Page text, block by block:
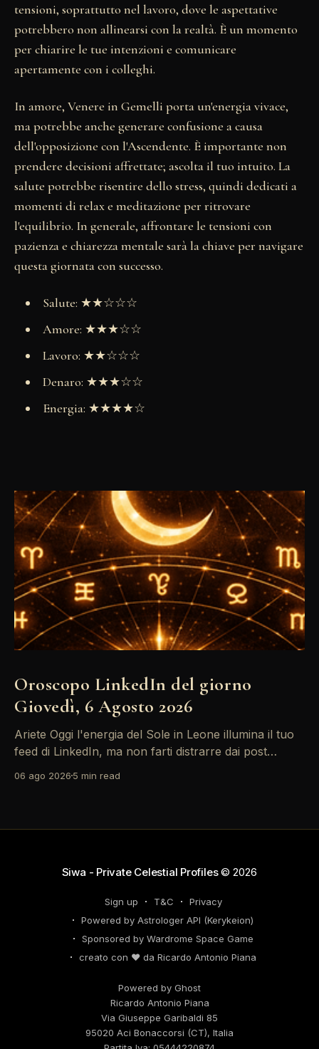
tensioni, soprattutto nel lavoro, dove le aspettative
potrebbero non allinearsi con la realtà. È un momento
per chiarire le tue intenzioni e comunicare
apertamente con i colleghi.
In amore, Venere in Gemelli porta un'energia vivace,
ma potrebbe anche generare confusione a causa
dell'opposizione con l'Ascendente. È importante non
prendere decisioni affrettate; ascolta il tuo intuito. La
salute potrebbe risentire dello stress, quindi dedicati a
momenti di relax e meditazione per ritrovare
l'equilibrio. In generale, affrontare le tensioni con
pazienza e chiarezza mentale sarà la chiave per navigare
questa giornata con successo.
Salute: ★★☆☆☆
Amore: ★★★☆☆
Lavoro: ★★☆☆☆
Denaro: ★★★☆☆
Energia: ★★★★☆
Oroscopo LinkedIn del giorno
Giovedì, 6 Agosto 2026
Ariete Oggi l'energia del Sole in Leone illumina il tuo
feed di LinkedIn, ma non farti distrarre dai post
tuoi desideri professionali! Giove ti spinge verso il
06 ago 2026 5 min read
Siwa - Private Celestial Profiles© 2026
Sign up T&C
Privacy
Powered by Astrologer API (Kerykeion)
Sponsored by Wardrome Space Game
creato con ❤️ da Ricardo Antonio Piana
Powered by Ghost
Ricardo Antonio Piana
Via Giuseppe Garibaldi 85
95020 Aci Bonaccorsi (CT), Italia